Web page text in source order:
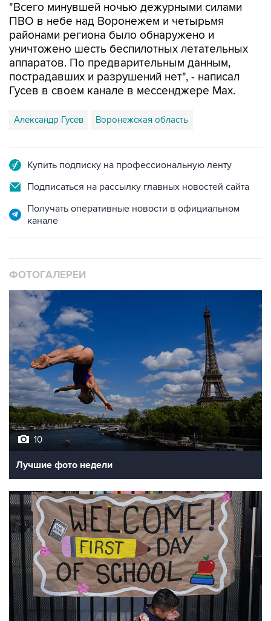
"Всего минувшей ночью дежурными силами
ПВО в небе над Воронежем и четырьмя
районами региона было обнаружено и
уничтожено шесть беспилотных летательных
аппаратов. По предварительным данным,
пострадавших и разрушений нет", - написал
Гусев в своем канале в мессенджере Max.
Александр Гусев Воронежская область
Купить подписку на профессиональную ленту
Подписаться на рассылку главных новостей сайта
Получать оперативные новости в официальном
канале
ФОТОГАЛЕРЕИ
10
Лучшие фото недели